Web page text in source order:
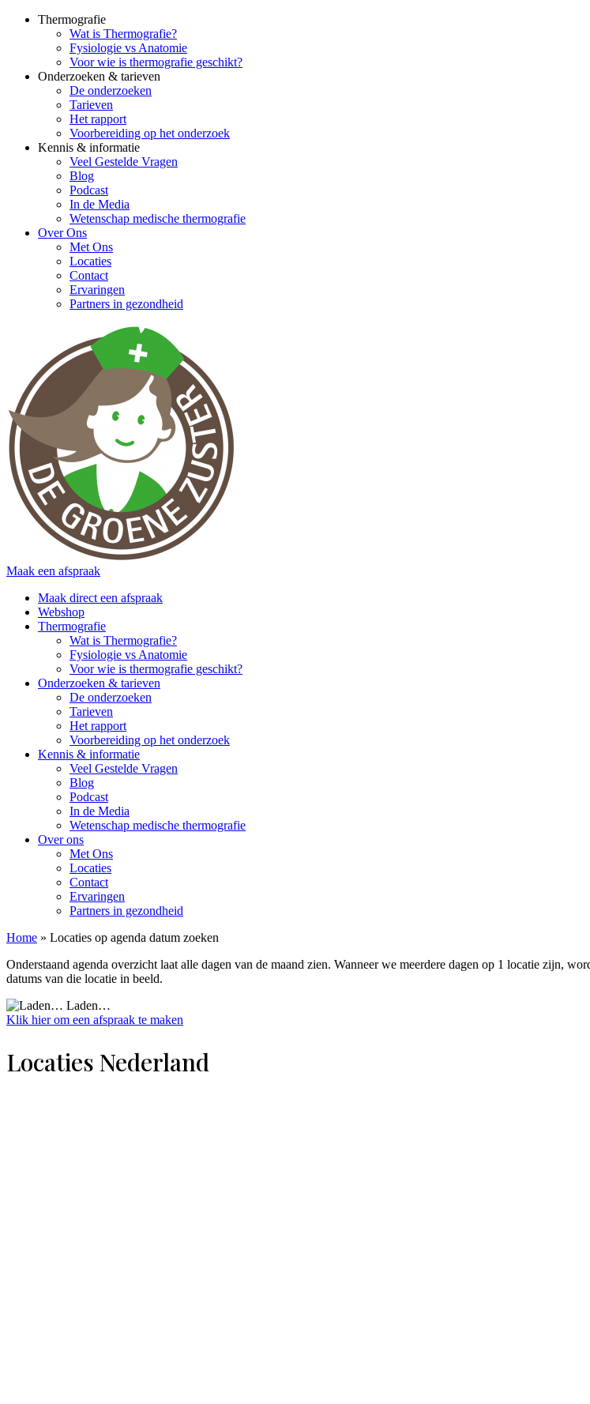
Thermografie
Wat is Thermografie?
Fysiologie vs Anatomie
Voor wie is thermografie geschikt?
Onderzoeken & tarieven
De onderzoeken
Tarieven
Het rapport
Voorbereiding op het onderzoek
Kennis & informatie
Veel Gestelde Vragen
Blog
Podcast
In de Media
Wetenschap medische thermografie
Over Ons
Met Ons
Locaties
Contact
Ervaringen
Partners in gezondheid
Maak een afspraak
Maak direct een afspraak
Webshop
Thermografie
Wat is Thermografie?
Fysiologie vs Anatomie
Voor wie is thermografie geschikt?
Onderzoeken & tarieven
De onderzoeken
Tarieven
Het rapport
Voorbereiding op het onderzoek
Kennis & informatie
Veel Gestelde Vragen
Blog
Podcast
In de Media
Wetenschap medische thermografie
Over ons
Met Ons
Locaties
Contact
Ervaringen
Partners in gezondheid
Home » Locaties op agenda datum zoeken
Onderstaand agenda overzicht laat alle dagen van de maand zien. Wanneer we meerdere dagen op 1 locatie zijn,
datums van die locatie in beeld.
Laden…
Klik hier om een afspraak te maken
Locaties Nederland